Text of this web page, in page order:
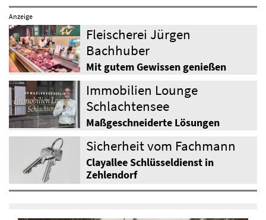
Anzeige
Fleischerei Jürgen
Bachhuber
Mit gutem Gewissen genießen
Immobilien Lounge
Schlachtensee
Maßgeschneiderte Lösungen
Sicherheit vom Fachmann
Clayallee Schlüsseldienst in
Zehlendorf